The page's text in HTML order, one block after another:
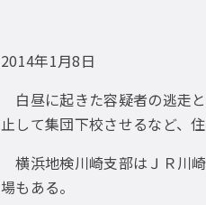
2014年1月8日
白昼に起きた容疑者の逃走
止して集団下校させるなど、
横浜地検川崎支部はＪＲ川
場もある。